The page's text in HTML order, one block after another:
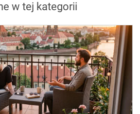
w tej kategorii